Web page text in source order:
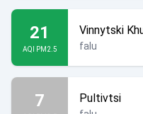
21
AQI PM2.5
Vinnytski
falu
7 Pultivtsi